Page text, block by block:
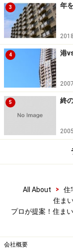
3 年
4 港
5 終
All About > 住
住ま
プロが提案！住ま
会社概要